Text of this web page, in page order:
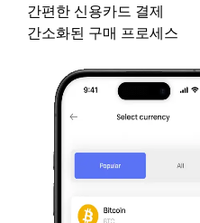
간편한 신용카드 결제
간소화된 구매 프로세스